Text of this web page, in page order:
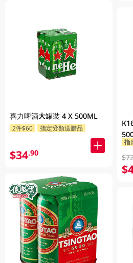
喜力啤酒大罐裝 4 X 500ML
2件$60 指定分類送贈品
$34.90
指